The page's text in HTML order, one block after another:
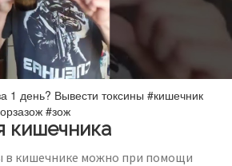
1 день? Вывести токсины #кишечник
#зож
кишечника
в кишечнике можно при помощи